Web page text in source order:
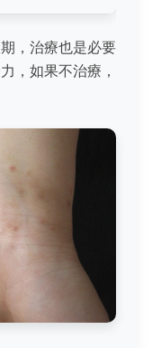
，治療也是必要
，如果不治療，